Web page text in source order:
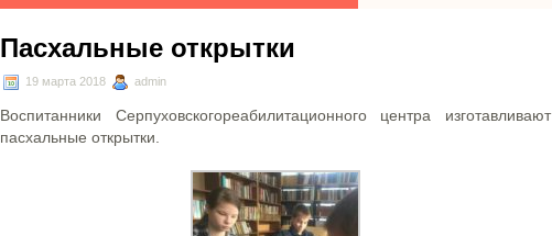
Пасхальные открытки
19 марта 2018 admin
Воспитанники Серпуховскогореабилитационного центра изготавливают
пасхальные открытки.